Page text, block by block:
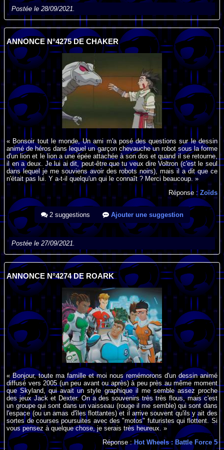
Postée le 28/09/2021.
ANNONCE N°4275 DE CHAKER
« Bonsoir tout le monde, Un ami m'a posé des questions sur le dessin
animé de héros dans lequel un garçon chevauche un robot sous la forme
d'un lion et le lion a une épée attachée à son dos et quand il se retourne,
il en a deux. Je lui ai dit, peut-être que tu veux dire Voltron (c'est le seul
dans lequel je me souviens avoir des robots noirs), mais il a dit que ce
n'était pas lui. Y a-t-il quelqu'un qui le connaît ? Merci beaucoup. »
Réponse : Zoïds
2 suggestions Ajouter une suggestion
Postée le 27/09/2021.
ANNONCE N°4274 DE ROARK
« Bonjour, toute ma famille et moi nous remémorons d'un dessin animé
diffusé vers 2005 (un peu avant ou après) à peu près au même moment
que Skyland, qui avait un style graphique il me semble assez proche
des jeux Jack et Dexter. On a des souvenirs très très flous, mais c'est
un groupe qui sont dans un vaisseau (rouge il me semble) qui sont dans
l'espace (ou un amas d'îles flottantes) et il arrive souvent qu'ils y ait des
sortes de courses poursuites avec des "motos" futuristes qui flottent. Si
vous pensez à quelque chose, je serais très heureux. »
Réponse :Hot Wheels : Battle Force 5